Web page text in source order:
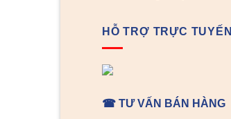
HỖ TRỢ TRỰC TUYẾN
☎ TƯ VẤN BÁN HÀNG